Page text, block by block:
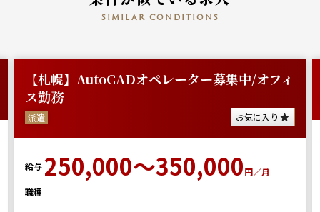
similar conditions
【札幌】AutoCADオペレーター募集中/オフィ
ス勤務
派遣 お気に入り
給与 250,000～350,000円／月
職種